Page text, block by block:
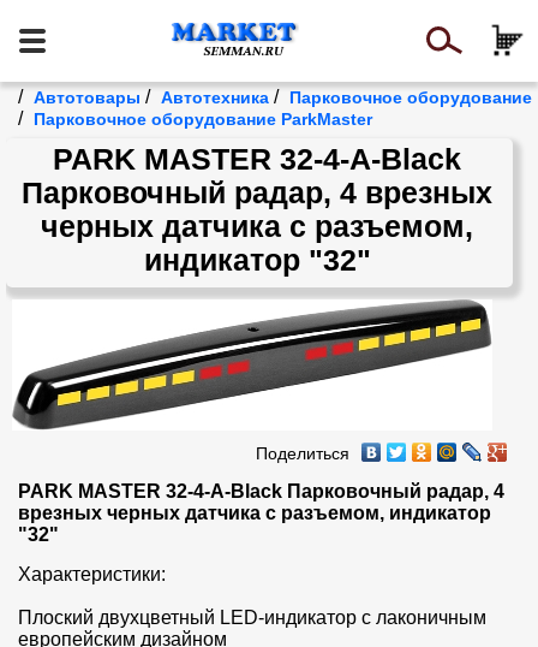
/ Автотовары / Автотехника / Парковочное оборудование
/ Парковочное оборудование ParkMaster
PARK MASTER 32-4-A-Black
Парковочный радар, 4 врезных
черных датчика с разъемом,
индикатор "32"
Поделиться
PARK MASTER 32-4-A-Black Парковочный радар, 4
врезных черных датчика с разъемом, индикатор
"32"
Характеристики:
Плоский двухцветный LED-индикатор с лаконичным
европейским дизайном